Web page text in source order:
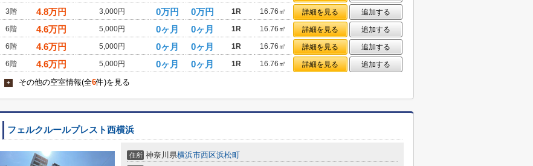
3階
4.8万円 3,000円 0万円 0万円 1R 16.76㎡ 詳細を見る
追加する
6階
4.6万円 5,000円 0ヶ月 0ヶ月 1R 16.76㎡ 詳細を見る
追加する
6階
4.6万円 5,000円 0ヶ月 0ヶ月 1R 16.76㎡ 詳細を見る
追加する
6階
4.6万円 5,000円 0ヶ月 0ヶ月 1R 16.76㎡ 詳細を見る 追加する
+ その他の空室情報(全6件)を見る
フェルクルールプレスト西横浜
住所 神奈川県横浜市西区浜松町